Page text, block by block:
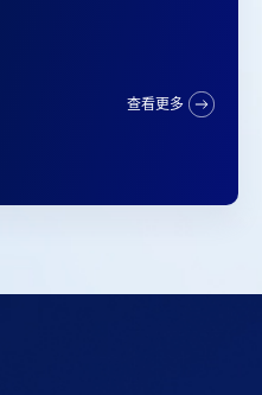
查看更多
15, 160 41
9日-10日